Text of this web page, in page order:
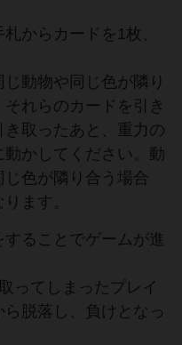
からカードを1枚、
動物や同じ色が隣り
れらのカードを引き
取ったあと、重力の
かしてください。動
色が隣り合う場合
ます。
ることでゲームが進
ってしまったプレイ
脱落し、負けとなっ